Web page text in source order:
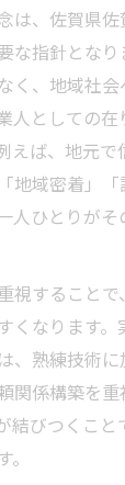
は、佐賀県
な指針とな
く、地域社
人としての
えば、地元
地域密着」
人ひとりが
視すること
くなります
、熟練技術
関係構築を
結びつくこ